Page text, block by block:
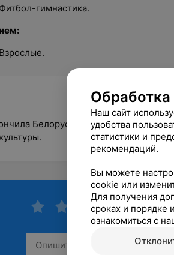
Фитбол-гимнастика.
Взрослые.
Белорусский государственный
Наш сайт
удобства
статистики и
рекомендаций.
Вы можете
cookie или
Для получения
сроках и порядке
ознакомиться с